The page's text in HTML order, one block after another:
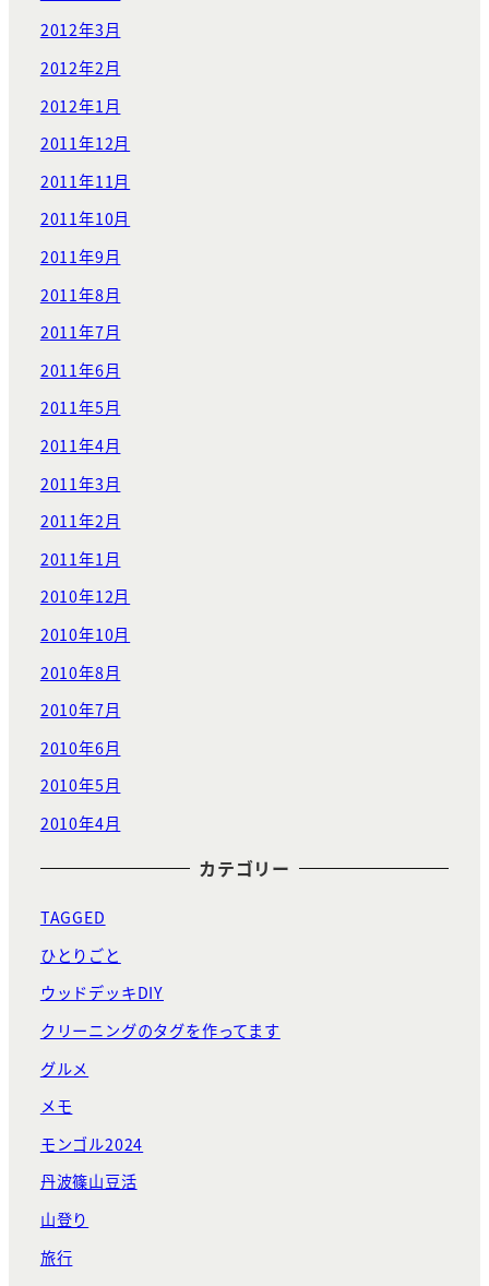
2012年3月
2012年2月
2012年1月
2011年12月
2011年11月
2011年10月
2011年9月
2011年8月
2011年7月
2011年6月
2011年5月
2011年4月
2011年3月
2011年2月
2011年1月
2010年12月
2010年10月
2010年8月
2010年7月
2010年6月
2010年5月
2010年4月
カテゴリー
TAGGED
ひとりごと
ウッドデッキDIY
クリーニングのタグを作ってます
グルメ
メモ
モンゴル2024
丹波篠山豆活
山登り
旅行